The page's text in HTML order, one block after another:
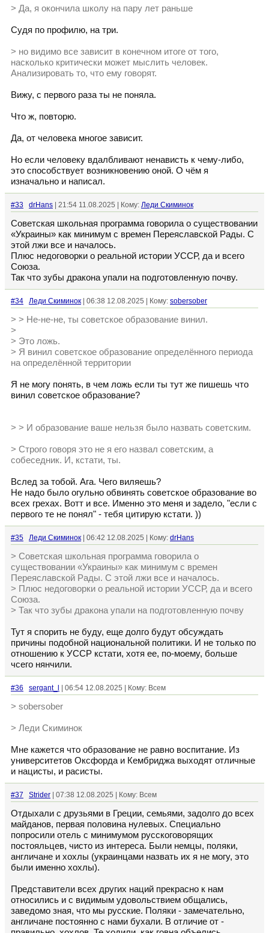
> Да, я окончила школу на пару лет раньше
Судя по профилю, на три.
> но видимо все зависит в конечном итоге от того,
насколько критически может мыслить человек.
Анализировать то, что ему говорят.
Вижу, с первого раза ты не поняла.
Что ж, повторю.
Да, от человека многое зависит.
Но если человеку вдалбливают ненависть к чему-либо,
это способствует возникновению оной. О чём я
изначально и написал.
#33 drHans | 21:54 11.08.2025 | Кому: Леди Скиминок
Советская школьная программа говорила о существовании
«Украины» как минимум с времен Переяславской Рады. С
этой лжи все и началось.
Плюс недоговорки о реальной истории УССР, да и всего
Союза.
Так что зубы дракона упали на подготовленную почву.
#34 Леди Скиминок | 06:38 12.08.2025 | Кому: sobersober
> > Не-не-не, ты советское образование винил.
>
> Это ложь.
> Я винил советское образование определённого периода
на определённой территории
Я не могу понять, в чем ложь если ты тут же пишешь что
винил советское образование?
> > И образование ваше нельзя было назвать советским.
> Строго говоря это не я его назвал советским, а
собеседник. И, кстати, ты.
Вслед за тобой. Ага. Чего виляешь?
Не надо было огульно обвинять советское образование во
всех грехах. Вотт и все. Именно это меня и задело, "если с
первого те не понял" - тебя цитирую кстати. ))
#35 Леди Скиминок | 06:42 12.08.2025 | Кому: drHans
> Советская школьная программа говорила о
существовании «Украины» как минимум с времен
Переяславской Рады. С этой лжи все и началось.
> Плюс недоговорки о реальной истории УССР, да и всего
Союза.
> Так что зубы дракона упали на подготовленную почву
Тут я спорить не буду, еще долго будут обсуждать
причины подобной национальной политики. И не только по
отношению к УССР кстати, хотя ее, по-моему, больше
чсего нянчили.
#36 sergant_l | 06:54 12.08.2025 | Кому: Всем
> sobersober
> Леди Скиминок
Мне кажется что образование не равно воспитание. Из
университетов Оксфорда и Кембриджа выходят отличные
и нацисты, и расисты.
#37 Strider | 07:38 12.08.2025 | Кому: Всем
Отдыхали с друзьями в Греции, семьями, задолго до всех
майданов, первая половина нулевых. Специально
попросили отель с минимумом русскоговорящих
постояльцев, чисто из интереса. Были немцы, поляки,
англичане и хохлы (украинцами назвать их я не могу, это
были именно хохлы).
Представители всех других наций прекрасно к нам
относились и с видимым удовольствием общались,
заведомо зная, что мы русские. Поляки - замечательно,
англичане постоянно с нами бухали. В отличие от -